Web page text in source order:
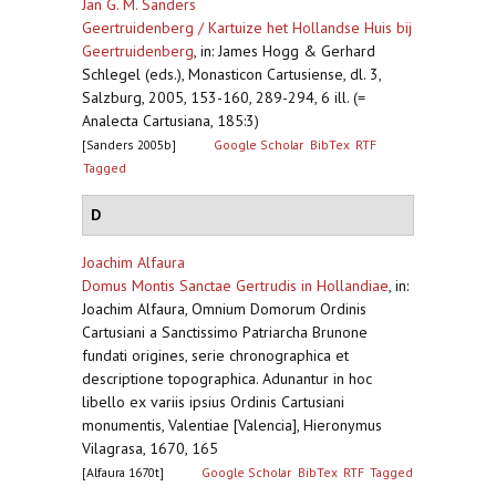
Jan G. M. Sanders
Geertruidenberg / Kartuize het Hollandse Huis bij
Geertruidenberg, in: James Hogg & Gerhard
Schlegel (eds.), Monasticon Cartusiense, dl. 3,
Salzburg, 2005, 153-160, 289-294, 6 ill. (=
Analecta Cartusiana, 185:3)
[Sanders 2005b] Google Scholar BibTex RTF
Tagged
D
Joachim Alfaura
Domus Montis Sanctae Gertrudis in Hollandiae, in:
Joachim Alfaura, Omnium Domorum Ordinis
Cartusiani a Sanctissimo Patriarcha Brunone
fundati origines, serie chronographica et
descriptione topographica. Adunantur in hoc
libello ex variis ipsius Ordinis Cartusiani
monumentis, Valentiae [Valencia], Hieronymus
Vilagrasa, 1670, 165
[Alfaura 1670t] Google Scholar BibTex RTF Tagged